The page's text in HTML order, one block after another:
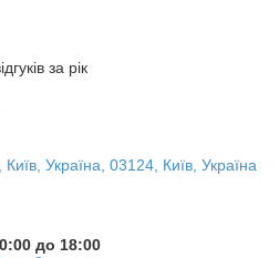
за рік
Україна, 03124, Київ, Україна
до 18:00